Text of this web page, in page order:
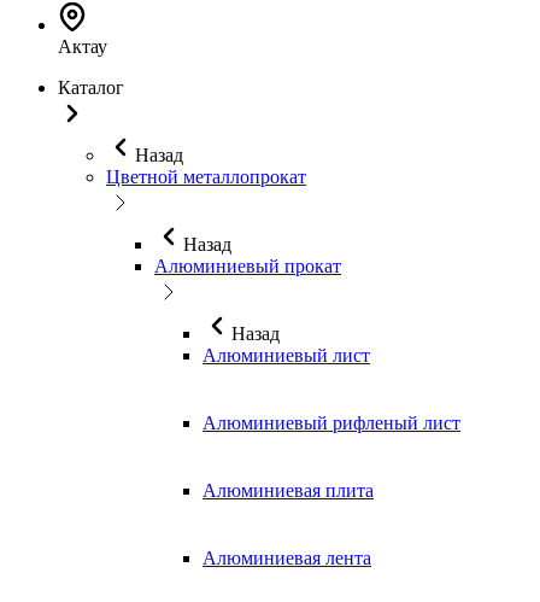
Актау
Каталог
Назад
Цветной металлопрокат
Назад
Алюминиевый прокат
Назад
Алюминиевый лист
Алюминиевый рифленый лист
Алюминиевая плита
Алюминиевая лента